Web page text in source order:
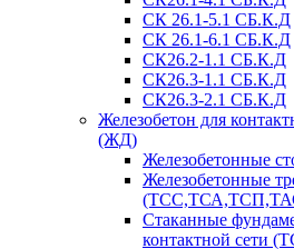
СК 26.1-5.1 СБ.К.Д
СК 26.1-6.1 СБ.К.Д
СК26.2-1.1 СБ.К.Д
СК26.3-1.1 СБ.К.Д
СК26.3-2.1 СБ.К.Д
Железобетон для
(ЖД)
Железобетонные
Железобетонные
Стаканные
контактной сети